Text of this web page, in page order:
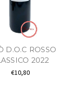
D.O.C ROSSO
2022
€10,80